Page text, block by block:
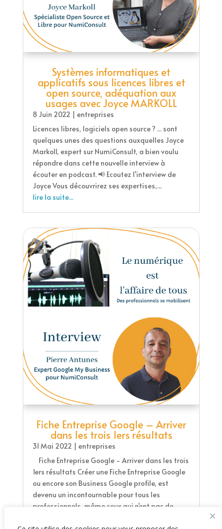
Systèmes informatiques et
applicatifs sous licences libres et
open source, adéquation aux
usages avec Joyce MARKOLL
8 Juin 2022 | entreprises
Licences libres, logiciels open source ? ... sont
quelques unes des questions auxquelles Joyce
Markoll, expert sur NumiConsult, a bien voulu
répondre dans cette nouvelle interview à
écouter en podcast. 📢 Ecoutez l'interview de
Joyce Vous découvrirez ses expertises,...
lire la suite...
Fiche Entreprise Google – Arriver
dans les trois 1ers résultats
31 Mai 2022 | entreprises
Fiche Entreprise Google - Arriver dans les trois
1ers résultats Créer une Fiche Entreprise Google
ou encore son Business Google profile, est
devenu un incontournable pour tous les
professionnels, même ceux qui n'ont pas de